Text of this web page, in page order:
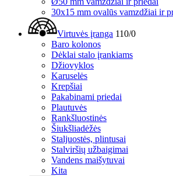
30x15 mm ovalūs vamzdžiai ir
Virtuvės įranga 110/0
Baro kolonos
Dėklai stalo įrankiams
Džiovyklos
Karuselės
Krepšiai
Pakabinami priedai
Plautuvės
Rankšluostinės
Šiukšliadėžės
Staljuostės, plintusai
Stalviršių užbaigimai
Vandens maišytuvai
Kita